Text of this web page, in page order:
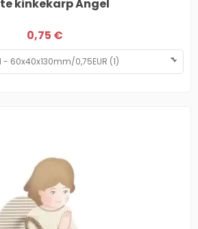
kinkekarp Angel
0,75 €